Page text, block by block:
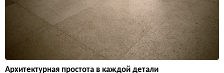
Архитектурная простота в каждой детали